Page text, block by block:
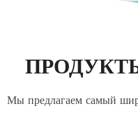
Мы предлагаем самый